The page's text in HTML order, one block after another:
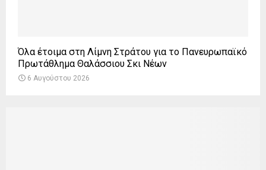
Όλα έτοιμα στη Λίμνη Στράτου για το Πανευρωπαϊκό
Πρωτάθλημα Θαλάσσιου Σκι Νέων
6 Αυγούστου 2026